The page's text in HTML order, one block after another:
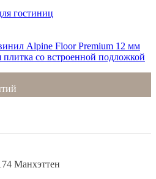
гостиниц
Alpine Floor Premium 12 мм
со встроенной подложкой
Манхэттен